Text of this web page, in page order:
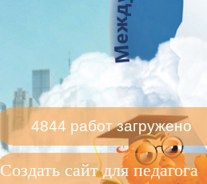
4844 работ загружено
Создать сайт для педагога